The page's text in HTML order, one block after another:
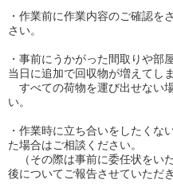
・作業前に作業内容のご確認を
さい。
・事前にうかがった間取りや部
当日に追加で回収物が増えてし
すべての荷物を運び出せない
い。
・作業時に立ち合いをしたくな
た場合はご相談ください。
（その際は事前に委任状をい
後についてご報告させていただ